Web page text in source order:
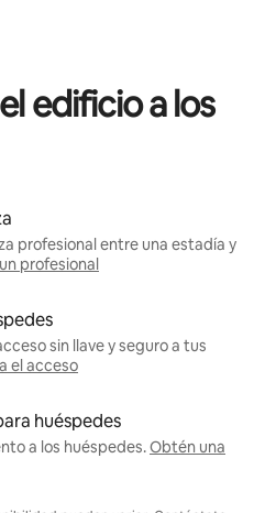
edificio a los
profesional entre una estadía y
profesional
sin llave y seguro a tus
el acceso
huéspedes
a los huéspedes.Obtén una